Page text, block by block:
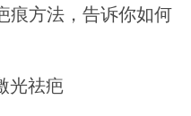
痕方法，告诉你如何
光祛疤